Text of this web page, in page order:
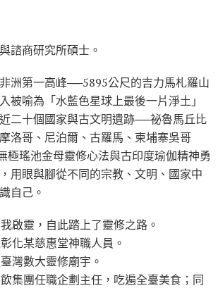
諮商研究所碩士。
洲第一高峰──5895公尺的吉力馬札羅山
被喻為「水藍色星球上最後一片淨土」
二十個國家與古文明遺跡──祕魯馬丘比
洛哥、尼泊爾、古羅馬、柬埔寨吳哥
瑤池金母靈修心法與古印度瑜伽精神勇
用眼與腳從不同的宗教、文明、國家中
自己。
啟靈，自此踏上了靈修之路。
化某慈惠堂神職人員。
灣數大靈修廟宇。
集團任職企劃主任，吃遍全臺美食；同